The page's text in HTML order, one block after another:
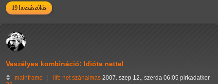
19 hozzászólás
Veszélyes kombináció: Idióta nettel
© mainframe life net szánalmas 2007. szep 12., szerda 06:05 pirkadatkor